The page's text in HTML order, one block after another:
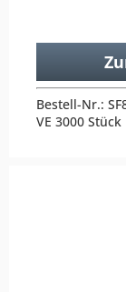
Bestell-Nr.:
VE 3000 Stück